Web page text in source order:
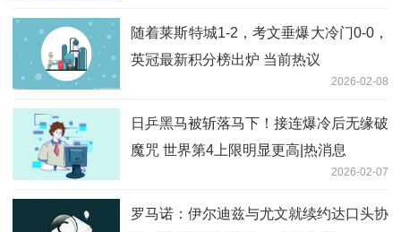
随着莱斯特城1-2，考文垂爆大冷门0-0，
英冠最新积分榜出炉 当前热议
2026-02-08
日乒黑马被斩落马下！接连爆冷后无缘破
魔咒 世界第4上限明显更高|热消息
2026-02-07
罗马诺：伊尔迪兹与尤文就续约达口头协